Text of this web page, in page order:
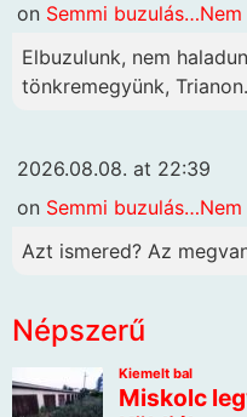
on Semmi
Elbuzulunk, nem
tönkremegyünk,
2026.08.08. at 22:39
on Semmi
Azt ismered? Az
Népszerű